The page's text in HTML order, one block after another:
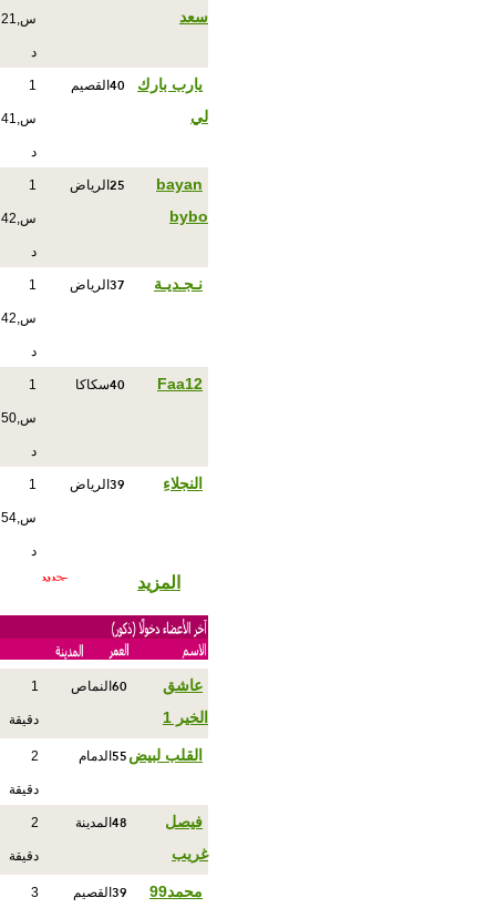
سعد
س,21
د
يارب بارك
لي
40 القصيم 1
س,41
د
bayan
bybo
25 الرياض 1
س,42
د
نـجـديـة 37 الرياض 1
س,42
د
Faa12
40سكاكا 1
س,50
د
النجلاءِ 39 الرياض 1
س,54
د
المزيد
عاشق
الخير 1
60 النماص 1
دقيقة
القلب لبيض55 الدمام 2
دقيقة
فيصل
غريب
48 المدينة 2
دقيقة
محمد99 39 القصيم 3